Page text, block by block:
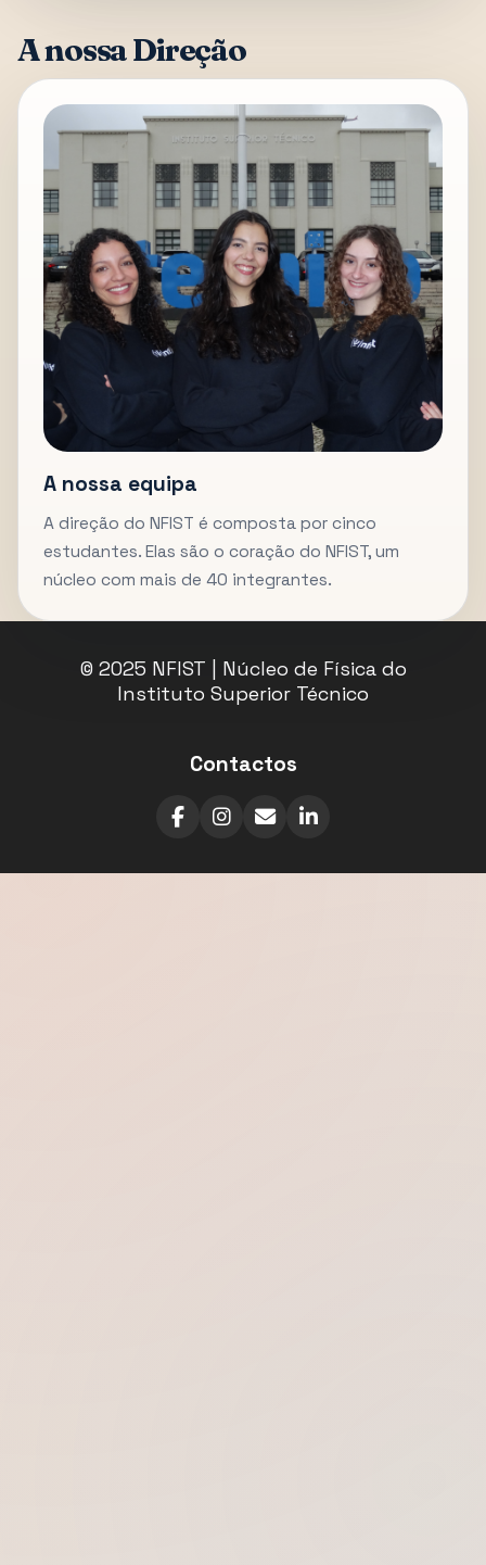
A nossa Direção
A nossa equipa
A direção do NFIST é composta por cinco
estudantes. Elas são o coração do NFIST, um
núcleo com mais de 40 integrantes.
© 2025 NFIST | Núcleo de Física do
Instituto Superior Técnico
Contactos